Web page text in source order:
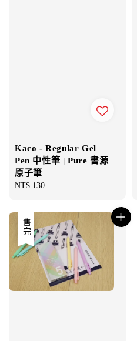
Kaco - Regular Gel
Pen 中性筆 | Pure 書源
原子筆
Regular
NT$ 130
售完